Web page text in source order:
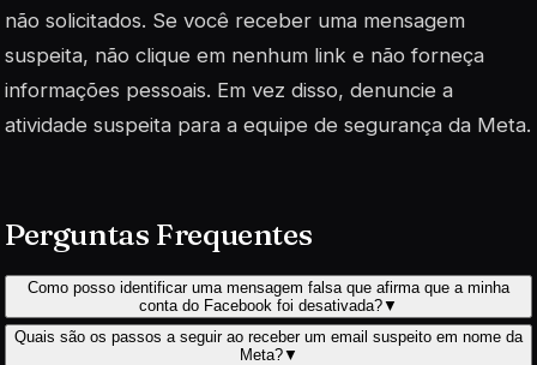
não solicitados. Se você receber uma mensagem
suspeita, não clique em nenhum link e não forneça
informações pessoais. Em vez disso, denuncie a
atividade suspeita para a equipe de segurança da Meta.
Perguntas Frequentes
Como posso identificar uma mensagem falsa que afirma que a minha
conta do Facebook foi desativada?▼
Quais são os passos a seguir ao receber um email suspeito em nome da
Meta?▼